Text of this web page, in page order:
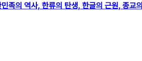
족의 역사, 한류의 탄생, 한글의 근원, 종교의